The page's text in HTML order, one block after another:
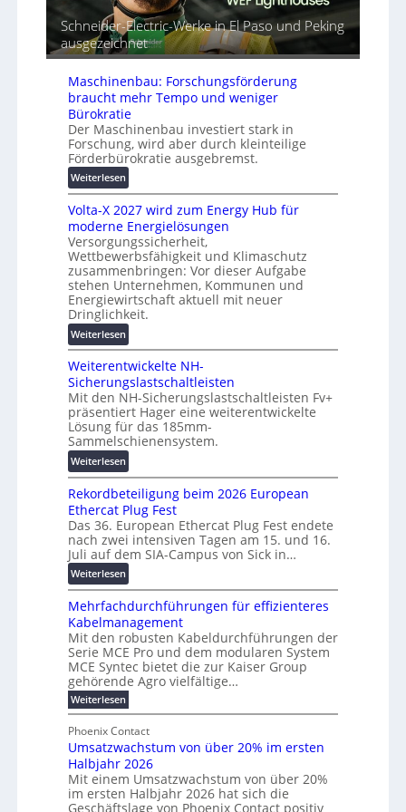
m
a
t
s
i
e
r
u
n
g
s
l
ö
s
u
n
g
e
n
r
e
i
e
t
G
e
r
ä
t
e
s
c
h
u
t
z
u
n
d
d
i
g
i
t
l
e
T
r
a
n
s
p
a
r
e
n
z
Schneider-Electric-Werke in El Paso und Peking
ausgezeichnet
Maschinenbau: Forschungsförderung
braucht mehr Tempo und weniger
Bürokratie
Der Maschinenbau investiert stark in
Forschung, wird aber durch kleinteilige
Förderbürokratie ausgebremst.
Weiterlesen:
M
a
s
c
h
i
n
e
n
b
u
:
F
o
r
s
c
h
u
n
g
s
f
ö
r
d
e
r
u
n
g
b
r
a
u
c
h
Volta-X 2027 wird zum Energy Hub für
moderne Energielösungen
Versorgungssicherheit,
Wettbewerbsfähigkeit und Klimaschutz
zusammenbringen: Vor dieser Aufgabe
stehen Unternehmen, Kommunen und
Energiewirtschaft aktuell mit neuer
Dringlichkeit.
Weiterlesen:
V
o
l
t
a
-
X
2
0
2
7
w
i
r
d
z
u
m
E
n
e
r
g
u
b
f
ü
Weiterentwickelte NH-
Sicherungslastschaltleisten
Mit den NH-Sicherungslastschaltleisten Fv+
präsentiert Hager eine weiterentwickelte
Lösung für das 185mm-
Sammelschienensystem.
Weiterlesen:
W
e
i
t
e
r
e
n
t
w
i
c
k
e
l
e
N
H
-
S
Rekordbeteiligung beim 2026 European
Ethercat Plug Fest
Das 36. European Ethercat Plug Fest endete
nach zwei intensiven Tagen am 15. und 16.
Juli auf dem SIA-Campus von Sick in…
Weiterlesen:
R
e
k
o
r
d
b
e
t
e
i
l
i
g
Mehrfachdurchführungen für effizienteres
Kabelmanagement
Mit den robusten Kabeldurchführungen der
Serie MCE Pro und dem modularen System
MCE Syntec bietet die zur Kaiser Group
gehörende Agro vielfältige…
Weiterlesen:
M
h
r
f
a
c
h
Phoenix Contact
Umsatzwachstum von über 20% im ersten
Halbjahr 2026
Mit einem Umsatzwachstum von über 20%
im ersten Halbjahr 2026 hat sich die
Geschäftslage von Phoenix Contact positiv